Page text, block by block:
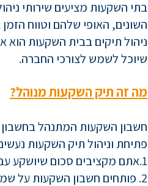
בתי השקעות מציעים שירותי
השונים, האופי שלהם וטווח
ניהול תיקים בבית השקעות הוא
שיוכל לשמש לצורכי החברה.
מה זה תיק השקעות מנוהל?
חשבון השקעות המתנהל
פתיחת וניהול תיק השקעות
1.אתם מקציבים סכום שיושקע עבורכם בתיק ההשקעות.
2. פותחים חשבון השקעות על